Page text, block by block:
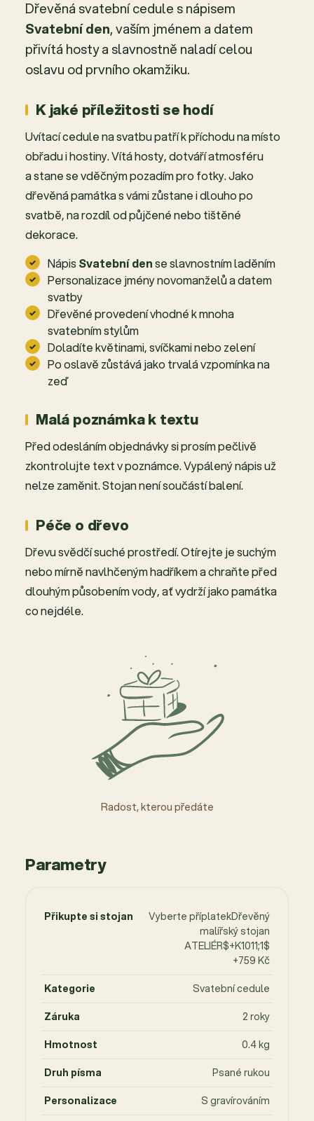
Dřevěná svatební cedule s nápisem
Svatební den, vaším jménem a datem
přivítá hosty a slavnostně naladí celou
oslavu od prvního okamžiku.
K jaké příležitosti se hodí
Uvítací cedule na svatbu patří k příchodu na místo
obřadu i hostiny. Vítá hosty, dotváří atmosféru
a stane se vděčným pozadím pro fotky. Jako
dřevěná památka s vámi zůstane i dlouho po
svatbě, na rozdíl od půjčené nebo tištěné
dekorace.
Nápis Svatební dense slavnostním laděním
Personalizace jmény novomanželů a datem
svatby
Dřevěné provedení vhodné k mnoha
svatebním stylům
Doladíte květinami, svíčkami nebo zelení
Po oslavě zůstává jako trvalá vzpomínka na
zeď
Malá poznámka k textu
Před odesláním objednávky si prosím pečlivě
zkontrolujte text v poznámce. Vypálený nápis už
nelze zaměnit. Stojan není součástí balení.
Péče o dřevo
Dřevu svědčí suché prostředí. Otírejte je suchým
nebo mírně navlhčeným hadříkem a chraňte před
dlouhým působením vody, ať vydrží jako památka
co nejdéle.
Radost, kterou předáte
Parametry
Přikupte si stojan
Vyberte příplatekDřevěný
malířský stojan
ATELIÉR$+K1011;1$
+759 Kč
Kategorie
Svatební cedule
Záruka
2 roky
Hmotnost
0.4 kg
Druh písma
Psané rukou
Personalizace
S gravírováním